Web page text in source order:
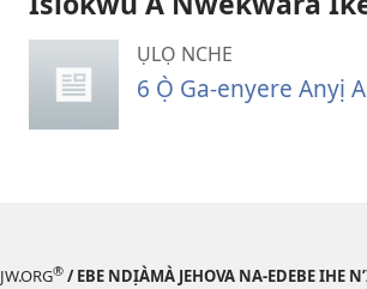
ỤLỌ NCHE
6 Ọ̀ Ga-enyere Anyị
JW.ORG® / EBE NDỊÀMÀ JEHOVA NA-EDEBE IHE